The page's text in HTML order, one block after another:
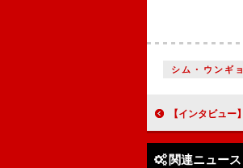
シム・ウンギ
【インタビュー】映画『真実
関連ニュース